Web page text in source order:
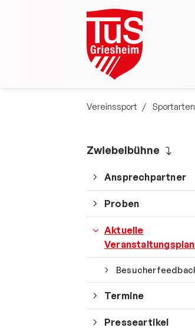
Vereinssport
Zwiebelbühne
Ansprechpartner
Proben
Aktuelle
Termine
Presseartikel